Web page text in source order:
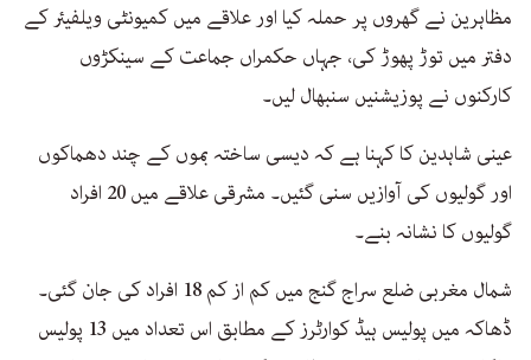
مظاہرین نے گھروں پر حملہ کیا اور علاقے میں کمیونٹی ویلفیئر کے
دفتر میں توڑ پھوڑ کی، جہاں حکمراں جماعت کے سینکڑوں
کارکنوں نے پوزیشنیں سنبھال لیں۔
عینی شاہدین کا کہنا ہے کہ دیسی ساختہ بموں کے چند دھماکوں
اور گولیوں کی آوازیں سنی گئیں۔ مشرقی علاقے میں 20 افراد
گولیوں کا نشانہ بنے۔
شمال مغربی ضلع سراج گنج میں کم از کم 18 افراد کی جان گئی۔
ڈھاکہ میں پولیس ہیڈ کوارٹرز کے مطابق اس تعداد میں 13 پولیس